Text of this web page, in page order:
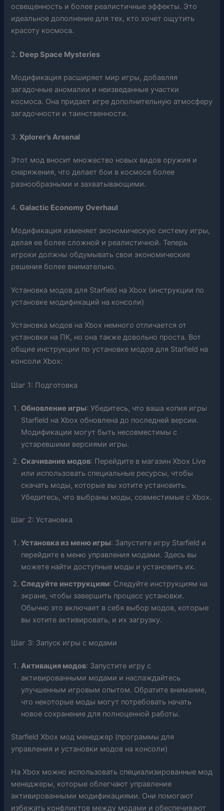
освещенность и более реалистичные эффекты. Это
идеальное дополнение для тех, кто хочет ощутить
красоту космоса.
2. Deep Space Mysteries
Модификация расширяет мир игры, добавляя
загадочные аномалии и неизведанные участки
космоса. Она придает игре дополнительную атмосферу
загадочности и таинственности.
3.Xplorer’s Arsenal
Этот мод вносит множество новых видов оружия и
снаряжения, что делает бои в космосе более
разнообразными и захватывающими.
4. Galactic Economy Overhaul
Модификация изменяет экономическую систему игры,
делая ее более сложной и реалистичной. Теперь
игроки должны обдумывать свои экономические
решения более внимательно.
Установка модов для Starfield на Xbox (инструкции по
установке модификаций на консоли)
Установка модов на Xbox немного отличается от
установки на ПК, но она также довольно проста. Вот
общие инструкции по установке модов для Starfield на
консоли Xbox:
Шаг 1: Подготовка
Обновление игры: Убедитесь, что ваша копия игры
Starfield на Xbox обновлена до последней версии.
Модификации могут быть несовместимы с
устаревшими версиями игры.
Скачивание модов: Перейдите в магазин Xbox Live
или использовать специальные ресурсы, чтобы
скачать моды, которые вы хотите установить.
Убедитесь, что выбраны моды, совместимые с Xbox.
Шаг 2: Установка
Установка из меню игры: Запустите игру Starfield и
перейдите в меню управления модами. Здесь вы
можете найти доступные моды и установить их.
Следуйте инструкциям: Следуйте инструкциям на
экране, чтобы завершить процесс установки.
Обычно это включает в себя выбор модов, которые
вы хотите активировать, и их загрузку.
Шаг 3: Запуск игры с модами
Активация модов: Запустите игру с
активированными модами и наслаждайтесь
улучшенным игровым опытом. Обратите внимание,
что некоторые моды могут потребовать начать
новое сохранение для полноценной работы.
Starfield Xbox мод менеджер (программы для
управления и установки модов на консоли)
На Xbox можно использовать специализированные мод
менеджеры, которые облегчают управление
активированными модификациями. Они помогают
избежать конфликтов между модами и обеспечивают